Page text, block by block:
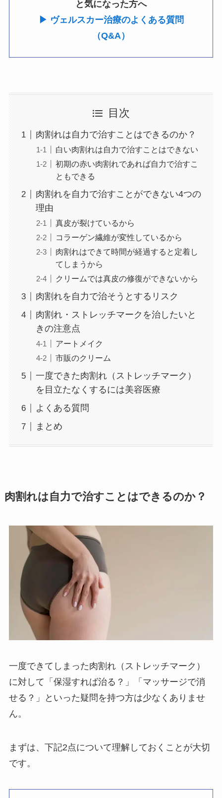
と気になった方へ
▶ ヴェルスカー治療のよくある質問
（Q&A）
目次
肉割れは自力で治すことはできるのか？
白い肉割れは自力で治すことはできない
初期の赤い肉割れであれば自力で治すこ
ともできる
肉割れを自力で治すことができない4つの
理由
真皮が裂けているから
コラーゲン繊維が変性しているから
肉割れはできて時間が経過すると定着し
てしまうから
クリームでは真皮の修復ができないから
肉割れを自力で治そうとするリスク
肉割れ・ストレッチマークを治したいと
きの注意点
アートメイク
市販のクリーム
一度できた肉割れ（ストレッチマーク）
を目立たなくするには美容医療
よくある質問
まとめ
肉割れは自力で治すことはできるのか？
一度できてしまった肉割れ（ストレッチマーク）
に対して「保湿すれば治る？」「マッサージで消
せる？」といった疑問を持つ方は少なくありませ
ん。
まずは、下記2点について理解しておくことが大切
です。